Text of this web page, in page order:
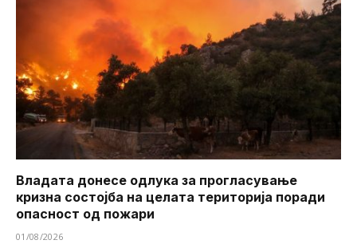
Владата донесе одлука за прогласување
кризна состојба на целата територија поради
опасност од пожари
01/08/2026